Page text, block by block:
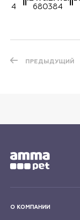
4 680384
ПРЕДЫДУЩИЙ
О КОМПАНИИ